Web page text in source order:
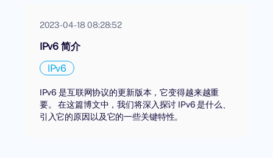
2023-04-18 08:28:52
IPv6 简介
IPv6
IPv6 是互联网协议的更新版本，它变得越来越重
要。 在这篇博文中，我们将深入探讨 IPv6 是什么、
引入它的原因以及它的一些关键特性。